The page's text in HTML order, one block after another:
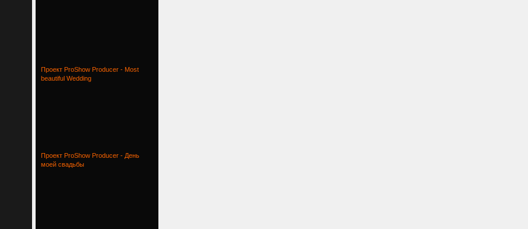
Проект ProShow Producer - Most
beautiful Wedding
Проект ProShow Producer - День
моей свадьбы